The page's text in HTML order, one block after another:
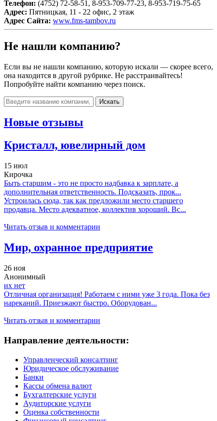
Телефон: (4752) 72-58-51, 8-953-709-77-23, 8-953-719-75-65
Адрес: Пятницкая, 11 - 22 офис, 2 этаж
Адрес Сайта: www.fms-tambov.ru
Не нашли компанию?
Если вы не нашли компанию, которую искали — скорее всего,
она находится в другой рубрике. Не расстраивайтесь!
Попробуйте найти компанию через поиск.
Искать
Новые отзывы
Кристалл, ювелирный дом
15 июл
Кирочка
Быть старшим - это не просто надбавка к зарплате, а
дополнительная ответственность. Подсказать, прок...
Устроилась сюда, так как предложили место старшего
продавца. Место адекватное, коллектив хороший. Вс...
Читать отзыв и комментарии
Мир, охранное предприятие
26 ноя
Анонимный
их нет
Отличная организация! Работаем с ними уже 3 года. Пока без
нареканий. Приезжают быстро. Оборудован...
Читать отзыв и комментарии
Направление деятельности:
Управленческий консалтинг
Юридическое обслуживание
Банки
Кассы обмена валют
Бухгалтерские услуги
Аудиторские услуги
Оценка собственности